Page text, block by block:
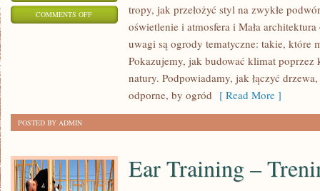
COMMENTS OFFON
tropy, jak przełożyć styl na zwykłe
oświetlenie i atmosfera i Mała
uwagi są ogrody tematyczne: takie, które
Pokazujemy, jak budować klimat poprzez
natury. Podpowiadamy, jak łączyć
odporne, by ogród [ Read More ]
POSTED BY ADMIN
Ear Training –